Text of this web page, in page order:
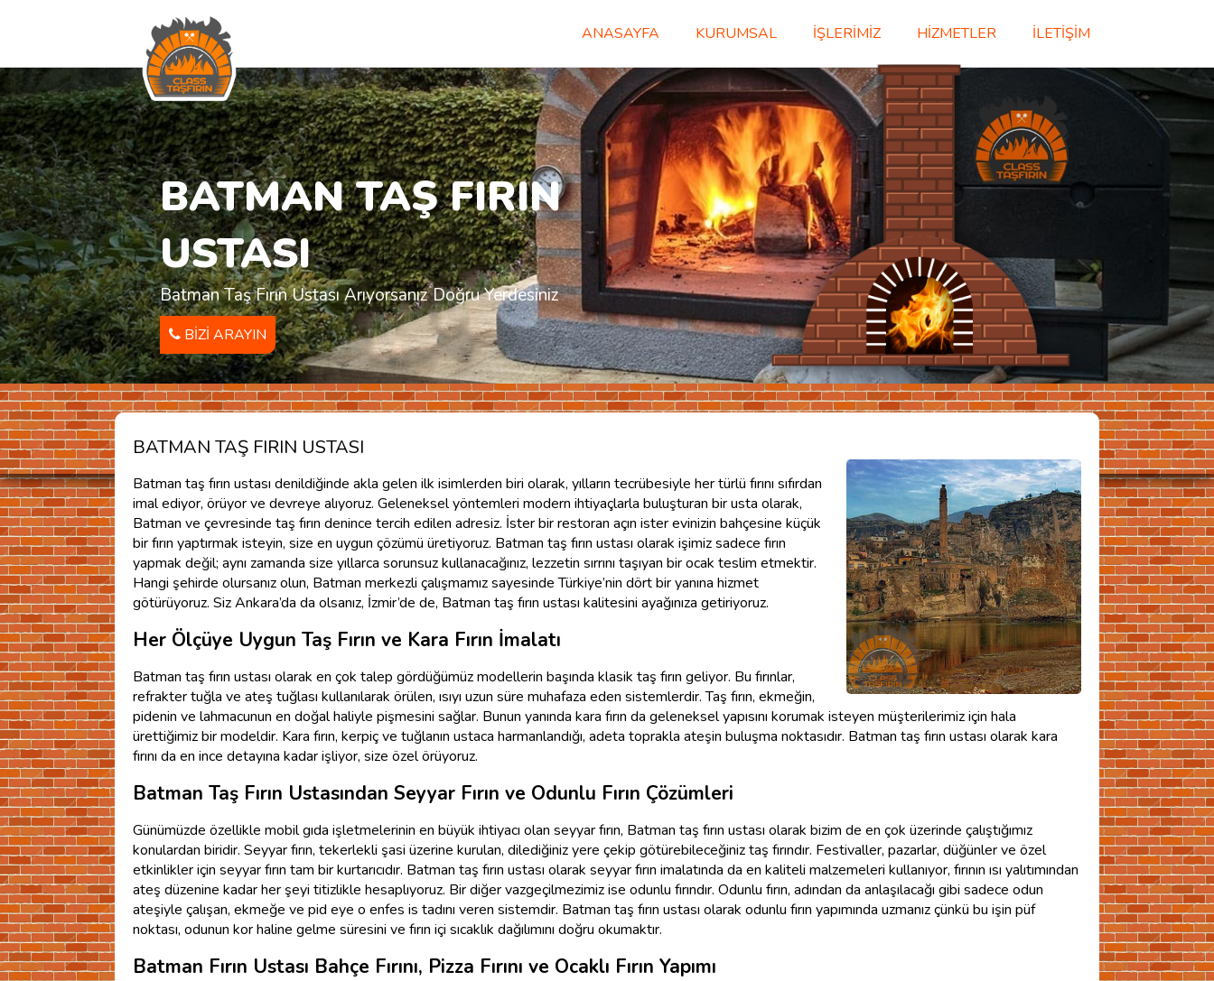
ANASAYFA KURUMSAL İŞLERIMIZ HIZMETLER İLETIŞIM
BATMAN TAŞ FIRIN
USTASI
Batman Taş Fırın Ustası Arıyorsanız Doğru Yerdesiniz
BIZI ARAYIN
BATMAN TAŞ FIRIN USTASI
Batman taş fırın ustası denildiğinde akla gelen ilk isimlerden biri olarak, yılların tecrübesiyle her türlü fırını sıfırdan
imal ediyor, örüyor ve devreye alıyoruz. Geleneksel yöntemleri modern ihtiyaçlarla buluşturan bir usta olarak,
Batman ve çevresinde taş fırın denince tercih edilen adresiz. İster bir restoran açın ister evinizin bahçesine küçük
bir fırın yaptırmak isteyin, size en uygun çözümü üretiyoruz. Batman taş fırın ustası olarak işimiz sadece fırın
yapmak değil; aynı zamanda size yıllarca sorunsuz kullanacağınız, lezzetin sırrını taşıyan bir ocak teslim etmektir.
Hangi şehirde olursanız olun, Batman merkezli çalışmamız sayesinde Türkiye’nin dört bir yanına hizmet
götürüyoruz. Siz Ankara’da da olsanız, İzmir’de de, Batman taş fırın ustası kalitesini ayağınıza getiriyoruz.
Her Ölçüye Uygun Taş Fırın ve Kara Fırın İmalatı
Batman taş fırın ustası olarak en çok talep gördüğümüz modellerin başında klasik taş fırın geliyor. Bu fırınlar,
refrakter tuğla ve ateş tuğlası kullanılarak örülen, ısıyı uzun süre muhafaza eden sistemlerdir. Taş fırın, ekmeğin,
pidenin ve lahmacunun en doğal haliyle pişmesini sağlar. Bunun yanında kara fırın da geleneksel yapısını korumak isteyen müşterilerimiz için hala
ürettiğimiz bir modeldir. Kara fırın, kerpiç ve tuğlanın ustaca harmanlandığı, adeta toprakla ateşin buluşma noktasıdır. Batman taş fırın ustası olarak kara
fırını da en ince detayına kadar işliyor, size özel örüyoruz.
Batman Taş Fırın Ustasından Seyyar Fırın ve Odunlu Fırın Çözümleri
Günümüzde özellikle mobil gıda işletmelerinin en büyük ihtiyacı olan seyyar fırın, Batman taş fırın ustası olarak bizim de en çok üzerinde çalıştığımız
konulardan biridir. Seyyar fırın, tekerlekli şasi üzerine kurulan, dilediğiniz yere çekip götürebileceğiniz taş fırındır. Festivaller, pazarlar, düğünler ve özel
etkinlikler için seyyar fırın tam bir kurtarıcıdır. Batman taş fırın ustası olarak seyyar fırın imalatında da en kaliteli malzemeleri kullanıyor, fırının ısı yalıtımından
ateş düzenine kadar her şeyi titizlikle hesaplıyoruz. Bir diğer vazgeçilmezimiz ise odunlu fırındır. Odunlu fırın, adından da anlaşılacağı gibi sadece odun
ateşiyle çalışan, ekmeğe ve pid eye o enfes is tadını veren sistemdir. Batman taş fırın ustası olarak odunlu fırın yapımında uzmanız çünkü bu işin püf
noktası, odunun kor haline gelme süresini ve fırın içi sıcaklık dağılımını doğru okumaktır.
Batman Fırın Ustası Bahçe Fırını, Pizza Fırını ve Ocaklı Fırın Yapımı